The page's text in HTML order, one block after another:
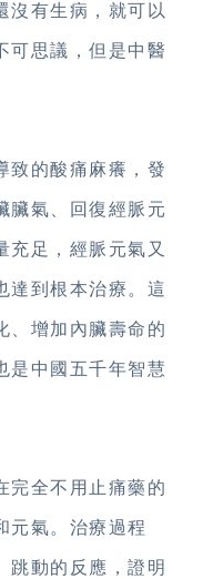
沒有生病，就可以
可思議，但是中醫
致的酸痛麻癢，發
臟氣、回復經脈元
充足，經脈元氣又
達到根本治療。這
、增加內臟壽命的
是中國五千年智慧
完全不用止痛藥的
元氣。治療過程
跳動的反應，證明